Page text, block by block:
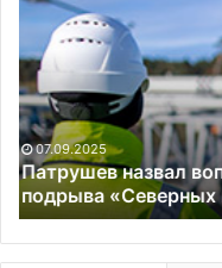
Германии»
заявила
о
нападении
на
лидера
партии
05.10.2023
«Альтернатива
нападении на